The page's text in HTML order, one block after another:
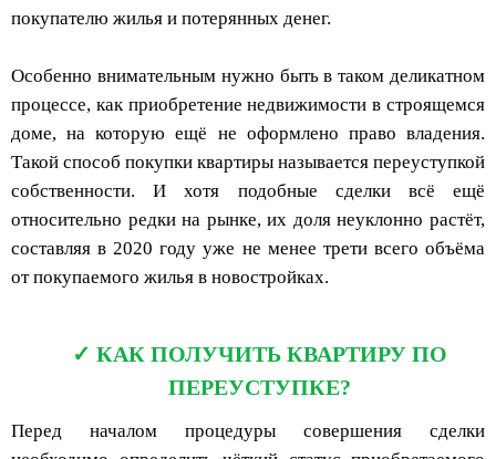
покупателю жилья и потерянных денег.
Особенно внимательным нужно быть в таком деликатном
процессе, как приобретение недвижимости в строящемся
доме, на которую ещё не оформлено право владения.
Такой способ покупки квартиры называется переуступкой
собственности. И хотя подобные сделки всё ещё
относительно редки на рынке, их доля неуклонно растёт,
составляя в 2020 году уже не менее трети всего объёма
от покупаемого жилья в новостройках.
КАК ПОЛУЧИТЬ КВАРТИРУ ПО
ПЕРЕУСТУПКЕ?
Перед началом процедуры совершения сделки